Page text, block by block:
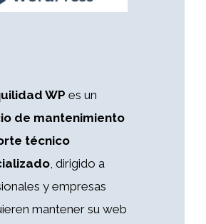
WP es un
de mantenimiento
técnico
, dirigido a
y empresas
mantener su web